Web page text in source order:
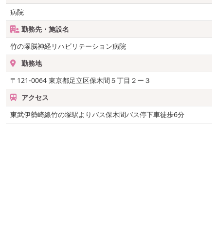
病院
勤務先・施設名
竹の塚脳神経リハビリテーション病院
勤務地
〒121-0064 東京都足立区保木間５丁目２ー３
アクセス
東武伊勢崎線竹の塚駅よりバス保木間バス停下車徒歩6分